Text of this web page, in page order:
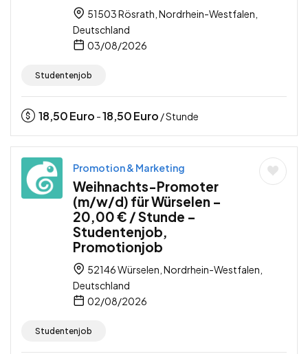
51503 Rösrath, Nordrhein-Westfalen,
Deutschland
03/08/2026
Studentenjob
18,50Euro -18,50Euro / Stunde
Promotion & Marketing
Weihnachts-Promoter
(m/w/d) für Würselen –
20,00 € / Stunde –
Studentenjob,
Promotionjob
52146 Würselen, Nordrhein-Westfalen,
Deutschland
02/08/2026
Studentenjob